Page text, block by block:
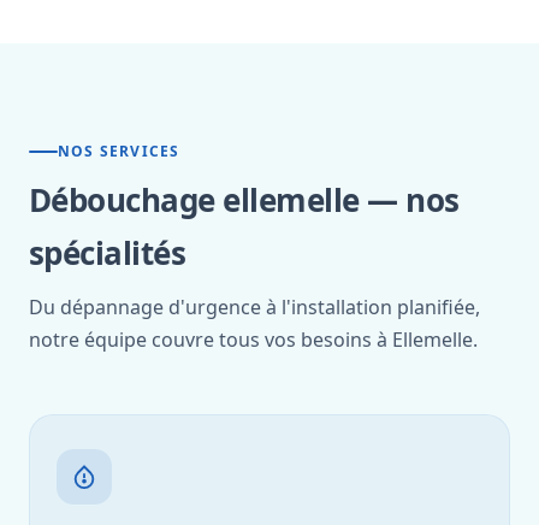
NOS SERVICES
Débouchage ellemelle — nos
spécialités
Du dépannage d'urgence à l'installation planifiée,
notre équipe couvre tous vos besoins à Ellemelle.